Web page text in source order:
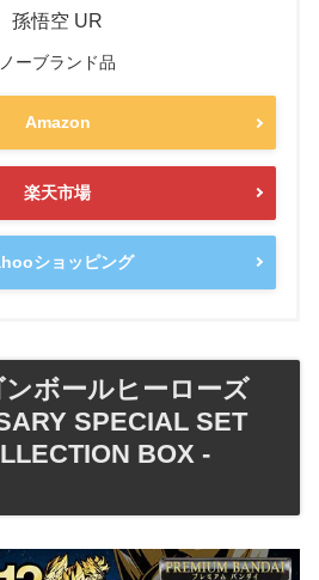
孫悟空 UR
ノーブランド品
Amazon
楽天市場
ショッピング
ボールヒーローズ
SPECIAL SET
BOX -